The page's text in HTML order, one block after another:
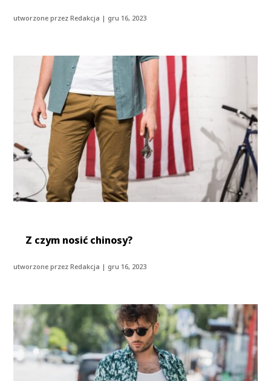
utworzone przezRedakcja | gru 16, 2023
Z czym nosić chinosy?
utworzone przezRedakcja | gru 16, 2023